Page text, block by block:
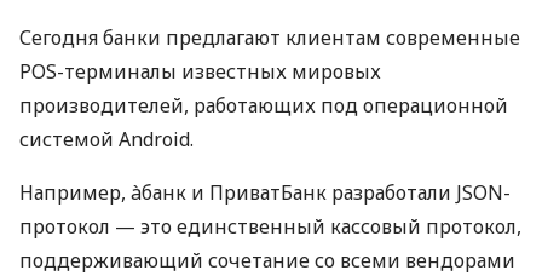
Сегодня банки предлагают клиентам современные
POS-терминалы известных мировых
производителей, работающих под операционной
системой Android.
Например, àбанк и ПриватБанк разработали JSON-
протокол — это единственный кассовый протокол,
поддерживающий сочетание со всеми вендорами